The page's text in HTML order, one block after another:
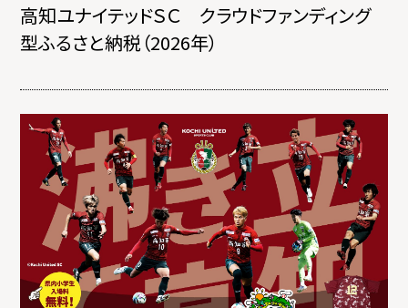
高知ユナイテッドＳＣ クラウドファンディング
型ふるさと納税（2026年）